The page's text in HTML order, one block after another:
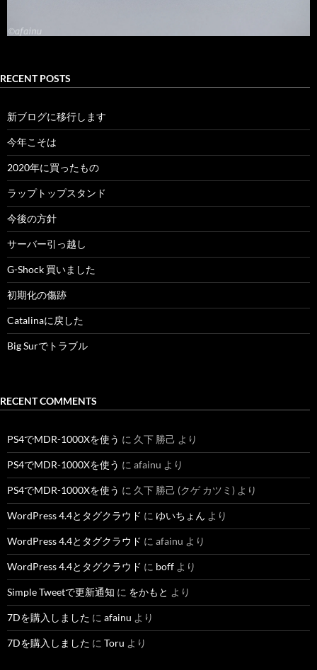
RECENT POSTS
新ブログに移行します
今年こそは
2020年に買ったもの
ラップトップスタンド
今後の方針
サーバー引っ越し
G-Shock 買いました
初期化の傷跡
Catalinaに戻した
Big Surでトラブル
RECENT COMMENTS
PS4でMDR-1000Xを使う に 久下 勝己 より
PS4でMDR-1000Xを使う に afainu より
PS4でMDR-1000Xを使う に 久下 勝己 (クゲ カツミ) より
WordPress 4.4とタグクラウド に ゆいちょん より
WordPress 4.4とタグクラウド に afainu より
WordPress 4.4とタグクラウド に boff より
Simple Tweetで更新通知 に をかもと より
7Dを購入しました に afainu より
7Dを購入しました に Toru より